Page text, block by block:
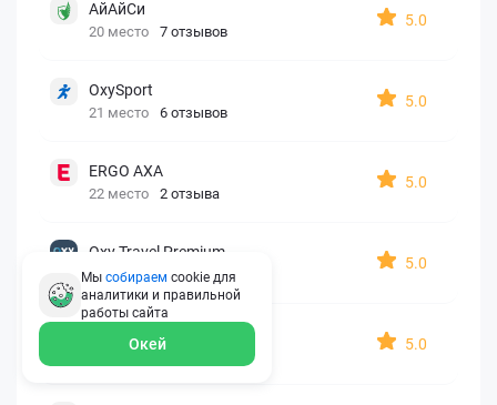
АйАйСи
20 место 7 отзывов
5.0
OxySport
21 место 6 отзывов
5.0
ERGO AXA
22 место 2 отзыва
5.0
Oxy Travel Premium
23 место 1 отзыв
5.0
5.0
Мы собираем cookie для
аналитики и правильной
работы сайта
Окей